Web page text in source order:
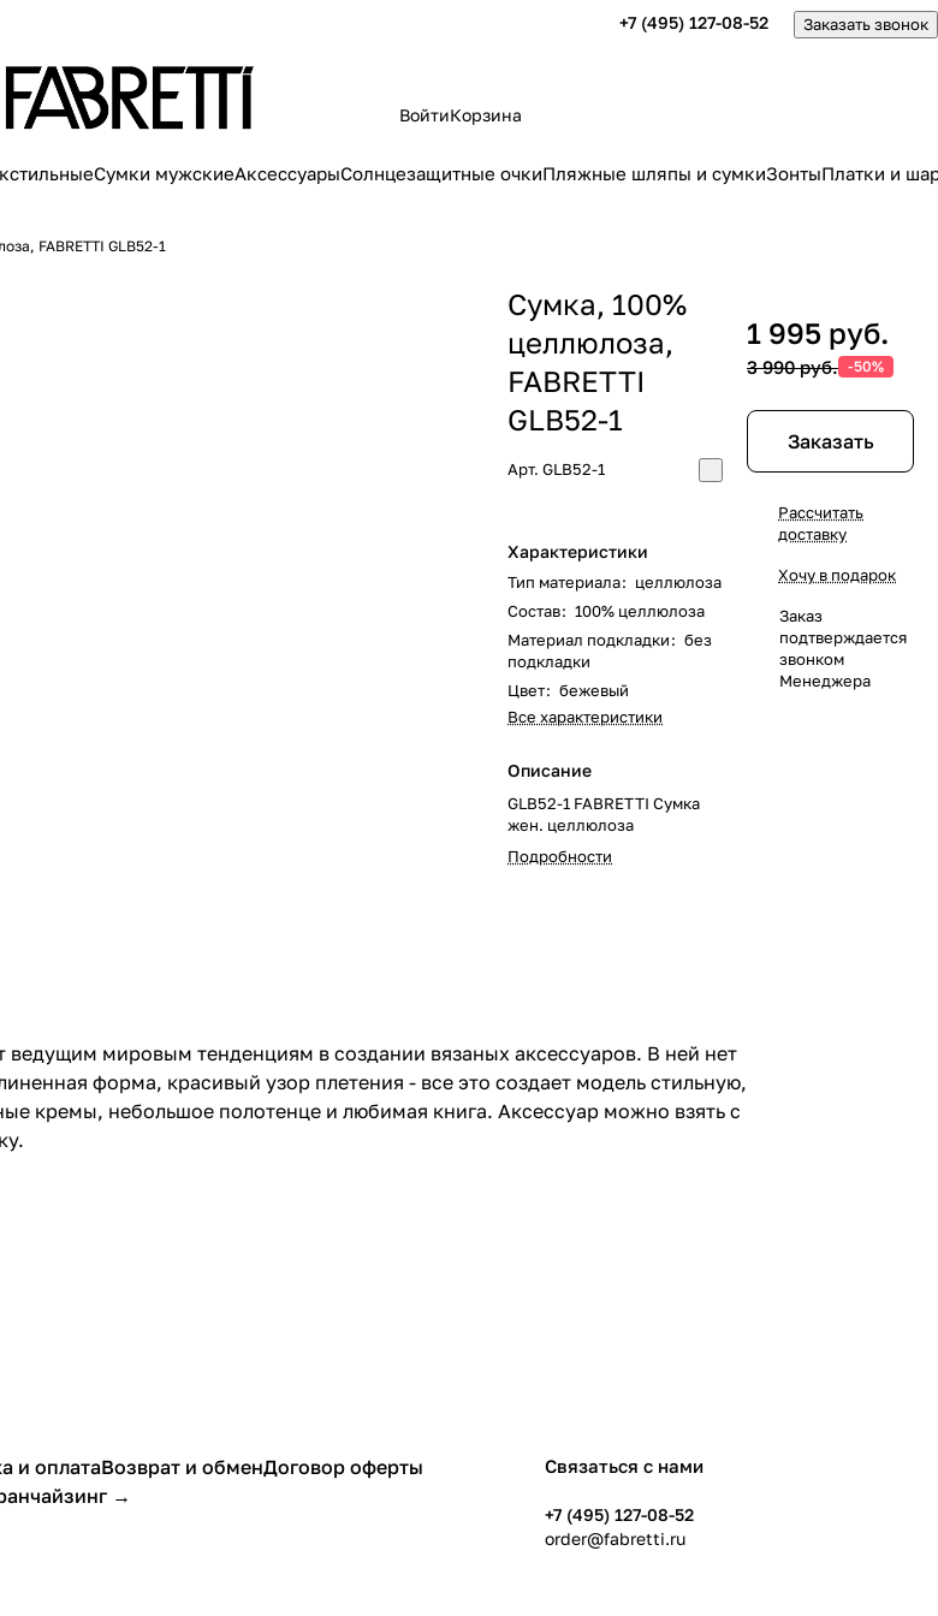
+7 (495) 127-08-52 Заказать звонок
ВойтиКорзина
Сумки мужскиеАксессуарыСолнцезащитные очкиПляжные шляпы и сумкиЗонтыПлатки и
FABRETTI GLB52-1
Сумка, 100%
целлюлоза,
FABRETTI
GLB52-1
Арт. GLB52-1
Характеристики
Тип материала: целлюлоза
Состав: 100% целлюлоза
Материал подкладки: без
подкладки
Цвет: бежевый
Все характеристики
Описание
GLB52-1 FABRETTI Сумка
жен. целлюлоза
Подробности
1 995 руб.
3 990 руб. -50%
Заказать
Рассчитать
доставку
Хочу в подарок
Заказ
подтверждается
звонком
Менеджера
ведущим мировым тенденциям в создании вязаных аксессуаров. В ней нет
форма, красивый узор плетения - все это создает модель стильную,
кремы, небольшое полотенце и любимая книга. Аксессуар можно взять с
и оплатаВозврат и обменДоговор оферты
→
Связаться с нами
+7 (495) 127-08-52
order@fabretti.ru